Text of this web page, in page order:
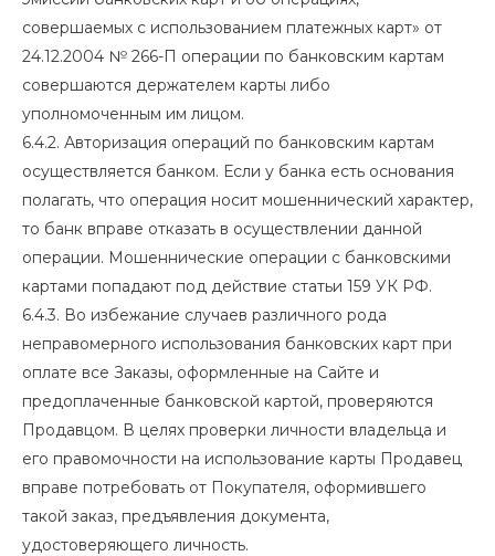
совершаемых с использованием платежных карт» от
24.12.2004 № 266-П операции по банковским картам
совершаются держателем карты либо
уполномоченным им лицом.
6.4.2. Авторизация операций по банковским картам
осуществляется банком. Если у банка есть основания
полагать, что операция носит мошеннический характер,
то банк вправе отказать в осуществлении данной
операции. Мошеннические операции с банковскими
картами попадают под действие статьи 159 УК РФ.
6.4.3. Во избежание случаев различного рода
неправомерного использования банковских карт при
оплате все Заказы, оформленные на Сайте и
предоплаченные банковской картой, проверяются
Продавцом. В целях проверки личности владельца и
его правомочности на использование карты Продавец
вправе потребовать от Покупателя, оформившего
такой заказ, предъявления документа,
удостоверяющего личность.